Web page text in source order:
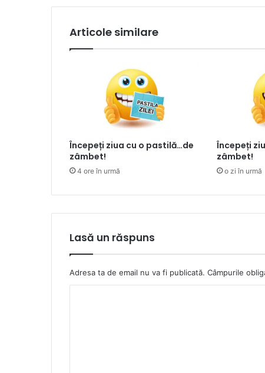
Articole similare
Începeți ziua cu o pastilă…de
zâmbet!
4 ore în urmă
Începeți
zâmbet!
o zi în urmă
Lasă un răspuns
Adresa ta de email nu va fi publicată. Câmpurile